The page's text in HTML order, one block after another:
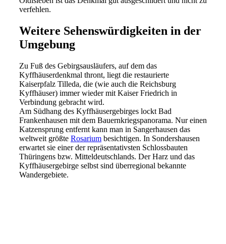
verfehlen.
Weitere Sehenswürdigkeiten in der
Umgebung
Zu Fuß des Gebirgsausläufers, auf dem das
Kyffhäuserdenkmal thront, liegt die restaurierte
Kaiserpfalz Tilleda, die (wie auch die Reichsburg
Kyffhäuser) immer wieder mit Kaiser Friedrich in
Verbindung gebracht wird.
Am Südhang des Kyffhäusergebirges lockt Bad
Frankenhausen mit dem Bauernkriegspanorama. Nur einen
Katzensprung entfernt kann man in Sangerhausen das
weltweit größte Rosarium besichtigen. In Sondershausen
erwartet sie einer der repräsentativsten Schlossbauten
Thüringens bzw. Mitteldeutschlands. Der Harz und das
Kyffhäusergebirge selbst sind überregional bekannte
Wandergebiete.